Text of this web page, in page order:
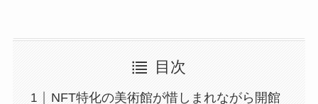
目次
NFT特化の美術館が惜しまれながら開館